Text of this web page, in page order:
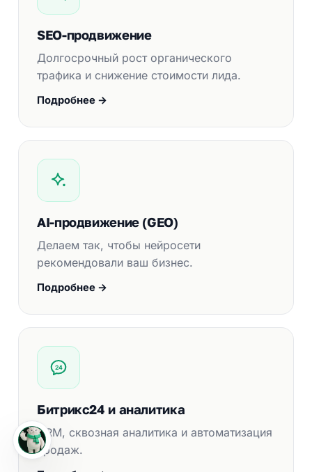
SEO-продвижение
Долгосрочный рост органического
трафика и снижение стоимости лида.
Подробнее →
AI-продвижение (GEO)
Делаем так, чтобы нейросети
рекомендовали ваш бизнес.
Подробнее →
24
Битрикс24 и аналитика
CRM, сквозная аналитика и автоматизация
продаж.